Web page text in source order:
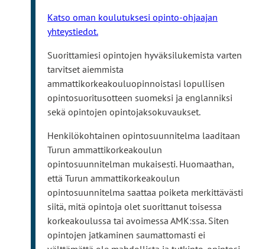
s
l
e
s
i
u
s
t
o
l
l
e
u
k
i
s
e
l
s
i
v
u
s
t
Katso oman koulutuksesi opinto-ohjaajan
yhteystiedot.
Suorittamiesi opintojen hyväksilukemista varten
tarvitset aiemmista
ammattikorkeakouluopinnoistasi lopullisen
opintosuoritusotteen suomeksi ja englanniksi
sekä opintojen opintojaksokuvaukset.
Henkilökohtainen opintosuunnitelma laaditaan
Turun ammattikorkeakoulun
opintosuunnitelman mukaisesti. Huomaathan,
että Turun ammattikorkeakoulun
opintosuunnitelma saattaa poiketa merkittävästi
siitä, mitä opintoja olet suorittanut toisessa
korkeakoulussa tai avoimessa AMK:ssa. Siten
opintojen jatkaminen saumattomasti ei